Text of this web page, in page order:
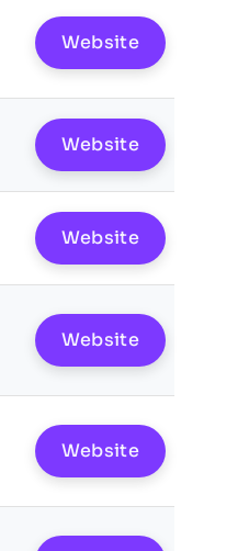
Website
Website
Website
Website
Website